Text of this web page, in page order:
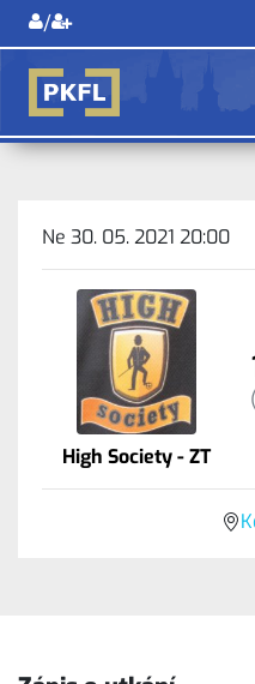
/
Ne 30. 05. 2021 20:00
High Society - ZT